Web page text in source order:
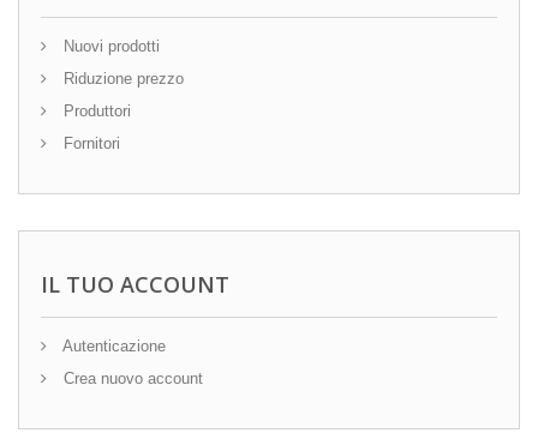
Nuovi prodotti
Riduzione prezzo
Produttori
Fornitori
IL TUO ACCOUNT
Autenticazione
Crea nuovo account